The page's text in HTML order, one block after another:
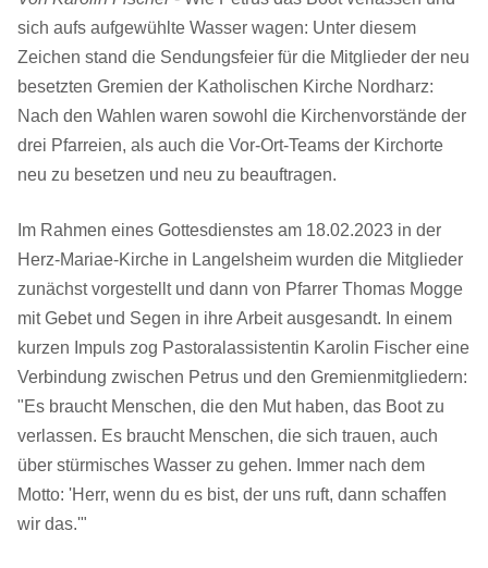
sich aufs aufgewühlte Wasser wagen: Unter diesem
Zeichen stand die Sendungsfeier für die Mitglieder der neu
besetzten Gremien der Katholischen Kirche Nordharz:
Nach den Wahlen waren sowohl die Kirchenvorstände der
drei Pfarreien, als auch die Vor-Ort-Teams der Kirchorte
neu zu besetzen und neu zu beauftragen.
Im Rahmen eines Gottesdienstes am 18.02.2023 in der
Herz-Mariae-Kirche in Langelsheim wurden die Mitglieder
zunächst vorgestellt und dann von Pfarrer Thomas Mogge
mit Gebet und Segen in ihre Arbeit ausgesandt. In einem
kurzen Impuls zog Pastoralassistentin Karolin Fischer eine
Verbindung zwischen Petrus und den Gremienmitgliedern:
"Es braucht Menschen, die den Mut haben, das Boot zu
verlassen. Es braucht Menschen, die sich trauen, auch
über stürmisches Wasser zu gehen. Immer nach dem
Motto: 'Herr, wenn du es bist, der uns ruft, dann schaffen
wir das.'"